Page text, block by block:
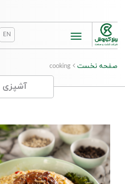
Toggle
navigation
EN
صفحه نخست cooking
آشپزی